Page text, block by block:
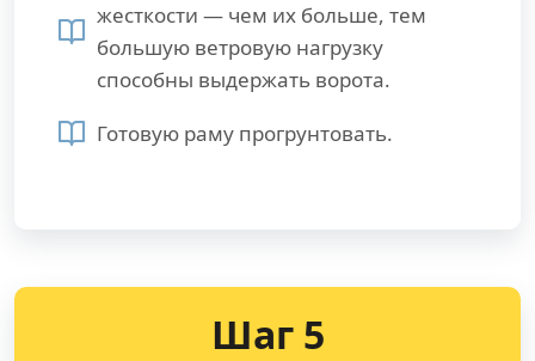
жесткости — чем их больше, тем
большую ветровую нагрузку
способны выдержать ворота.
Готовую раму прогрунтовать.
Шаг 5